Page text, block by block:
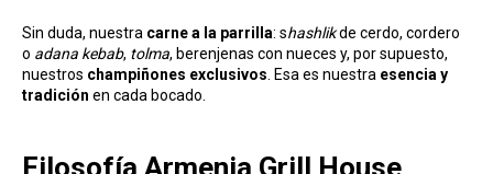
Sin duda, nuestra carne a la parrilla: shashlikde cerdo, cordero
o adana kebab, tolma, berenjenas con nueces y, por supuesto,
nuestros champiñones exclusivos . Esa es nuestra esencia y
tradición en cada bocado.
Filosofía Armenia Grill House